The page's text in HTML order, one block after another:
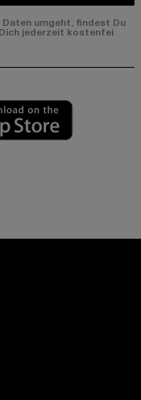
umgeht, findest Du
jederzeit kostenfei